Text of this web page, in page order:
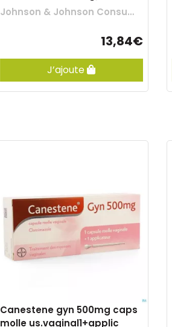
Johnson & Johnson Consumer Otc
13,84€
J’ajoute
Canestene gyn 500mg caps
molle us.vaginal1+applic